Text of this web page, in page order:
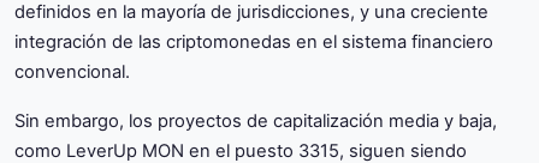
definidos en la mayoría de jurisdicciones, y una creciente
integración de las criptomonedas en el sistema financiero
convencional.
Sin embargo, los proyectos de capitalización media y baja,
como LeverUp MON en el puesto 3315, siguen siendo